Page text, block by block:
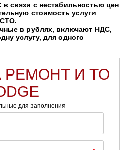
связи с нестабильностью цен
стоимость услуги
в рублях, включают НДС,
услугу, для одного
РЕМОНТ И ТО
для заполнения